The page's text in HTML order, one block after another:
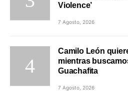
Violence’
7 Agosto, 2026
Camilo León
mientras
Guachafita
7 Agosto, 2026